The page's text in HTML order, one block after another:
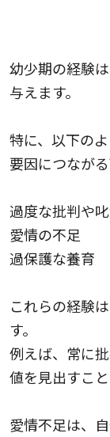
幼少期の経験
与えます。
特に、以下の
要因につなが
過度な批判や
愛情の不足
過保護な養育
これらの経験
す。
例えば、常に
値を見出すこ
愛情不足は、